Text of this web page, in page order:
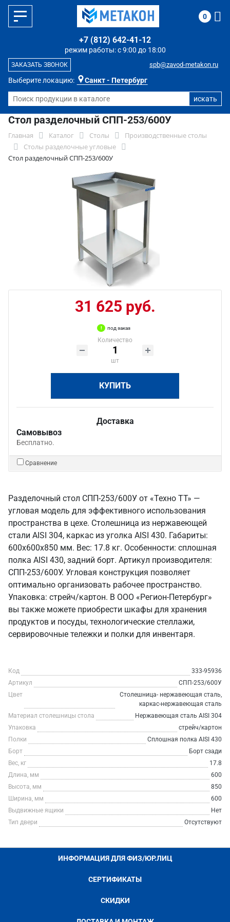
Выберите локацию: Санкт - Петербург
режим работы: с 9:00 до 18:00
+7 (812) 642-41-12
spb@zavod-metakon.ru
ЗАКАЗАТЬ ЗВОНОК
0
Стол разделочный СПП-253/600У
Главная Каталог Столы
Производственные столы
Столы разделочные угловые
Стол разделочный СПП-253/600У
31 625 руб.
под заказ
Количество
шт
КУПИТЬ
Доставка
Самовывоз
Бесплатно.
Сравнение
Разделочный стол СПП-253/600У от «Техно ТТ» —
угловая модель для эффективного использования
пространства в цехе. Столешница из нержавеющей
стали AISI 304, каркас из уголка AISI 430. Габариты:
600x600x850 мм. Вес: 17.8 кг. Особенности: сплошная
полка AISI 430, задний борт. Артикул производителя:
СПП-253/600У. Угловая конструкция позволяет
оптимально организовать рабочее пространство.
Упаковка: стрейч/картон. В ООО «Регион-Петербург»
вы также можете приобрести шкафы для хранения
продуктов и посуды, технологические стеллажи,
сервировочные тележки и полки для инвентаря.
Код
333-95936
Артикул
СПП-253/600У
Цвет
Столешница- нержавеющая сталь,
каркас-нержавеющая сталь
Материал столешницы стола
Нержавеющая сталь AISI 304
Упаковка
стрейч/картон
Полки
Сплошная полка AISI 430
Борт
Борт сзади
Вес, кг
17.8
Длина, мм
600
Высота, мм
850
Ширина, мм
600
Выдвижные ящики
Нет
Тип двери
Отсутствуют
ИНФОРМАЦИЯ ДЛЯ ФИЗ/ЮР.ЛИЦ
СЕРТИФИКАТЫ
СКИДКИ